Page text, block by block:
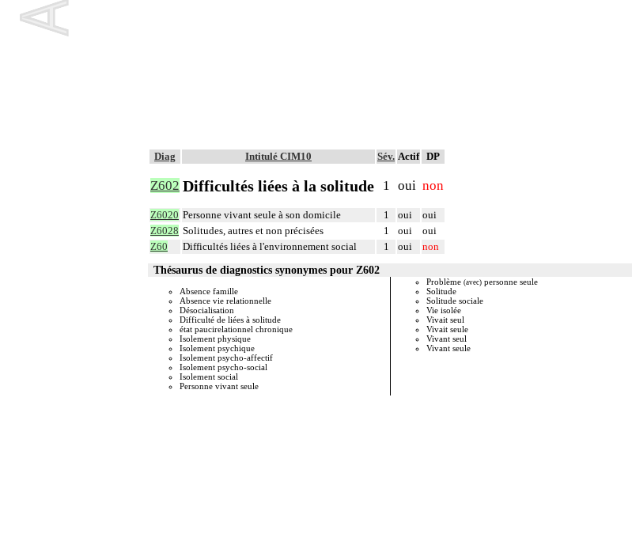
Diag Intitulé CIM10 Sév. Actif DP
Z602 Difficultés liées à la solitude 1 oui non
Z6020 Personne vivant seule à son domicile 1 oui
oui
Z6028 Solitudes, autres et non précisées 1 oui
oui
Z60
Difficultés liées à l'environnement social 1 oui non
Thésaurus de diagnostics synonymes pour Z602
Absence famille
Absence vie relationnelle
Désocialisation
Difficulté de liées à solitude
état paucirelationnel chronique
Isolement physique
Isolement psychique
Isolement psycho-affectif
Isolement psycho-social
Isolement social
Personne vivant seule
Problème (avec)personne seule
Solitude
Solitude sociale
Vie isolée
Vivait seul
Vivait seule
Vivant seul
Vivant seule